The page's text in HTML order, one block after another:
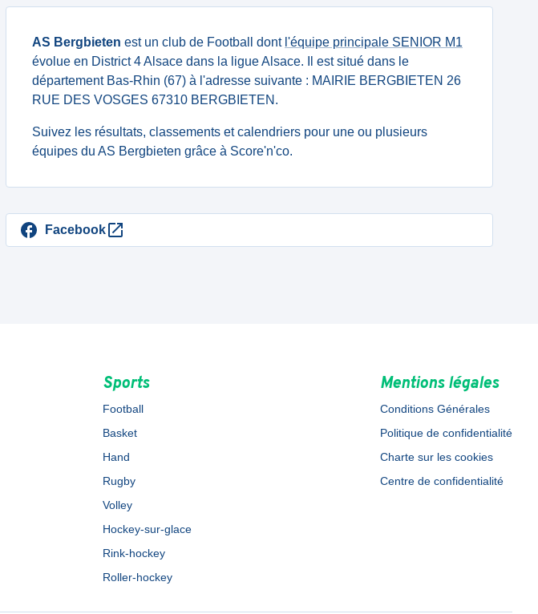
AS Bergbieten est un club de Football dont l'équipe principale SENIOR M1
évolue en District 4 Alsace dans la ligue Alsace. Il est situé dans le
département Bas-Rhin (67) à l'adresse suivante : MAIRIE BERGBIETEN 26
RUE DES VOSGES 67310 BERGBIETEN.
Suivez les résultats, classements et calendriers pour une ou plusieurs
équipes du AS Bergbieten grâce à Score'n'co.
Facebook
Sports
Football
Basket
Hand
Rugby
Volley
Hockey-sur-glace
Rink-hockey
Roller-hockey
Mentions légales
Conditions Générales
Politique de confidentialité
Charte sur les cookies
Centre de confidentialité